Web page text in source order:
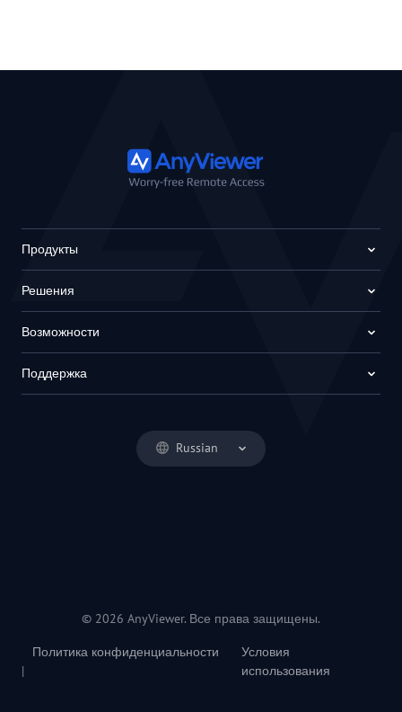
Russian
Продукты
Решения
Возможности
Поддержка
© 2026 AnyViewer. Все права защищены.
Политика конфиденциальности
|
Условия
использования